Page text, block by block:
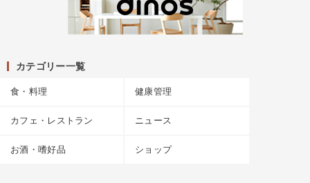
カテゴリー一覧
食・料理 健康管理
カフェ・レストラン ニュース
お酒・嗜好品 ショップ